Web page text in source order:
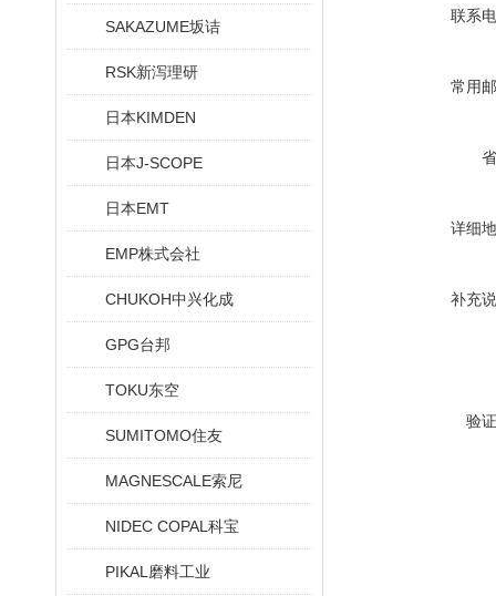
SAKAZUME坂诘
RSK新泻理研
日本KIMDEN
日本J-SCOPE
日本EMT
EMP株式会社
CHUKOH中兴化成
GPG台邦
TOKU东空
SUMITOMO住友
MAGNESCALE索尼
NIDEC COPAL科宝
PIKAL磨料工业
联系
常用
详细
补充
验